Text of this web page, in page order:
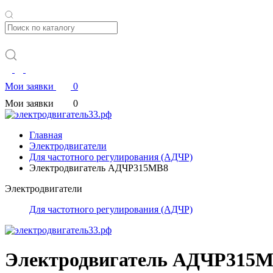
Мои заявки
0
Мои заявки
0
Главная
Электродвигатели
Для частотного регулирования (АДЧР)
Электродвигатель АДЧР315МВ8
Электродвигатели
Для частотного регулирования (АДЧР)
Электродвигатель